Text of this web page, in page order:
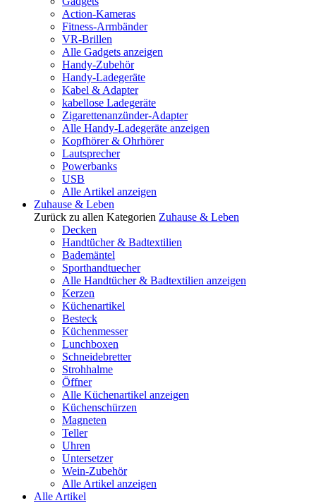
Action-Kameras
Fitness-Armbänder
VR-Brillen
Alle Gadgets anzeigen
Handy-Zubehör
Handy-Ladegeräte
Kabel & Adapter
kabellose Ladegeräte
Zigarettenanzünder-Adapter
Alle Handy-Ladegeräte anzeigen
Kopfhörer & Ohrhörer
Lautsprecher
Powerbanks
USB
Alle Artikel anzeigen
Zuhause & Leben
Zurück zu allen Kategorien Zuhause & Leben
Decken
Handtücher & Badtextilien
Bademäntel
Sporthandtuecher
Alle Handtücher & Badtextilien anzeigen
Kerzen
Küchenartikel
Besteck
Küchenmesser
Lunchboxen
Schneidebretter
Strohhalme
Öffner
Alle Küchenartikel anzeigen
Küchenschürzen
Magneten
Teller
Uhren
Untersetzer
Wein-Zubehör
Alle Artikel anzeigen
Alle Artikel